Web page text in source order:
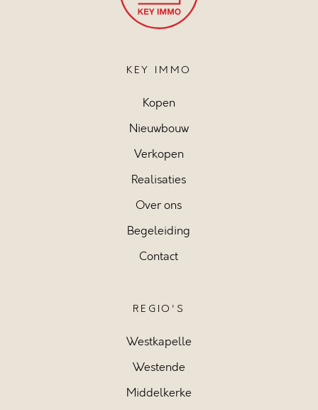
KEY IMMO
Kopen
Nieuwbouw
Verkopen
Realisaties
Over ons
Begeleiding
Contact
REGIO'S
Westkapelle
Westende
Middelkerke